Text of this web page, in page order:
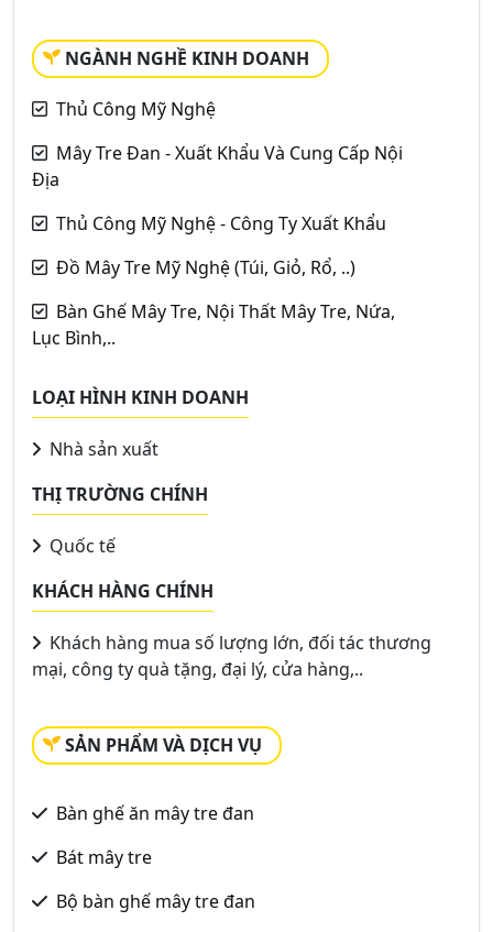
NGÀNH NGHỀ KINH DOANH
Thủ Công Mỹ Nghệ
Mây Tre Đan - Xuất Khẩu Và Cung Cấp Nội
Địa
Thủ Công Mỹ Nghệ - Công Ty Xuất Khẩu
Đồ Mây Tre Mỹ Nghệ (Túi, Giỏ, Rổ, ..)
Bàn Ghế Mây Tre, Nội Thất Mây Tre, Nứa,
Lục Bình,..
LOẠI HÌNH KINH DOANH
Nhà sản xuất
THỊ TRƯỜNG CHÍNH
Quốc tế
KHÁCH HÀNG CHÍNH
Khách hàng mua số lượng lớn, đối tác thương
mại, công ty quà tặng, đại lý, cửa hàng,..
SẢN PHẨM VÀ DỊCH VỤ
Bàn ghế ăn mây tre đan
Bát mây tre
Bộ bàn ghế mây tre đan